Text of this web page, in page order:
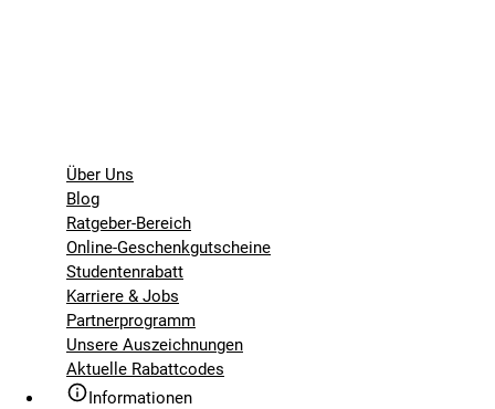
Über Uns
Blog
Ratgeber-Bereich
Online-Geschenkgutscheine
Studentenrabatt
Karriere & Jobs
Partnerprogramm
Unsere Auszeichnungen
Aktuelle Rabattcodes
Informationen